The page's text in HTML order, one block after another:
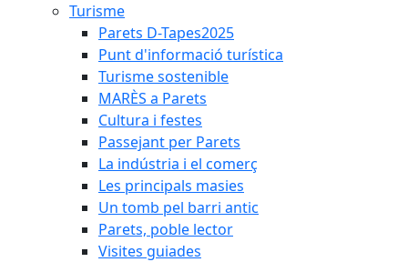
Turisme
Parets D-Tapes2025
Punt d'informació turística
Turisme sostenible
MARÈS a Parets
Cultura i festes
Passejant per Parets
La indústria i el comerç
Les principals masies
Un tomb pel barri antic
Parets, poble lector
Visites guiades